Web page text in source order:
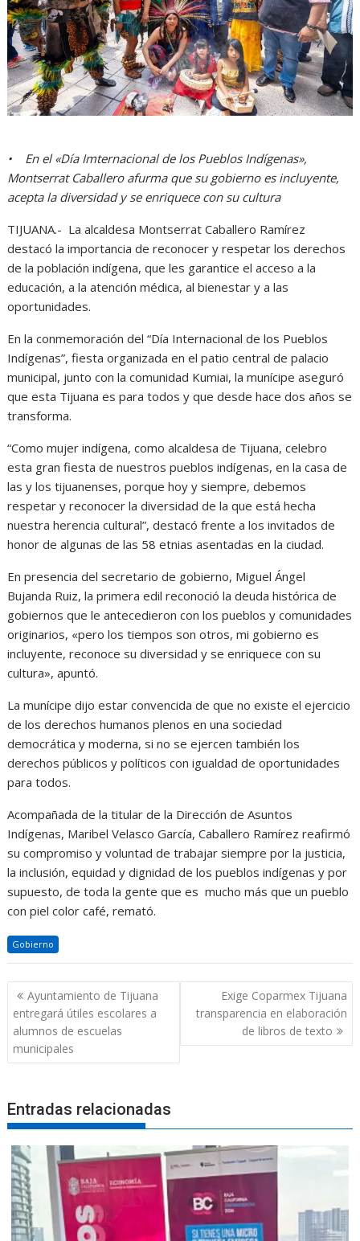
•
En el «Día Imternacional de los Pueblos Indígenas»,
Montserrat Caballero afurma que su gobierno es incluyente,
acepta la diversidad y se enriquece con su cultura
TIJUANA.- La alcaldesa Montserrat Caballero Ramírez
destacó la importancia de reconocer y respetar los derechos
de la población indígena, que les garantice el acceso a la
educación, a la atención médica, al bienestar y a las
oportunidades.
En la conmemoración del “Día Internacional de los Pueblos
Indígenas”, fiesta organizada en el patio central de palacio
municipal, junto con la comunidad Kumiai, la munícipe aseguró
que esta Tijuana es para todos y que desde hace dos años se
transforma.
“Como mujer indígena, como alcaldesa de Tijuana, celebro
esta gran fiesta de nuestros pueblos indígenas, en la casa de
las y los tijuanenses, porque hoy y siempre, debemos
respetar y reconocer la diversidad de la que está hecha
nuestra herencia cultural”, destacó frente a los invitados de
honor de algunas de las 58 etnias asentadas en la ciudad.
En presencia del secretario de gobierno, Miguel Ángel
Bujanda Ruiz, la primera edil reconoció la deuda histórica de
gobiernos que le antecedieron con los pueblos y comunidades
originarios, «pero los tiempos son otros, mi gobierno es
incluyente, reconoce su diversidad y se enriquece con su
cultura», apuntó.
La munícipe dijo estar convencida de que no existe el ejercicio
de los derechos humanos plenos en una sociedad
democrática y moderna, si no se ejercen también los
derechos públicos y políticos con igualdad de oportunidades
para todos.
Acompañada de la titular de la Dirección de Asuntos
Indígenas, Maribel Velasco García, Caballero Ramírez reafirmó
su compromiso y voluntad de trabajar siempre por la justicia,
la inclusión, equidad y dignidad de los pueblos indígenas y por
supuesto, de toda la gente que es mucho más que un pueblo
con piel color café, remató.
Gobierno
Navegación
de
entradas
Ayuntamiento de Tijuana
entregará útiles escolares a
alumnos de escuelas
municipales
Exige Coparmex Tijuana
transparencia en elaboración
de libros de texto
Entradas relacionadas